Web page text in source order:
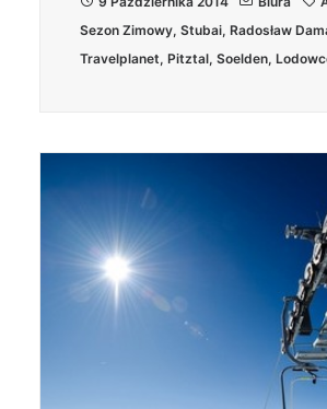
Sezon Zimowy, Stubai, Radosław
Travelplanet, Pitztal, Soelden,